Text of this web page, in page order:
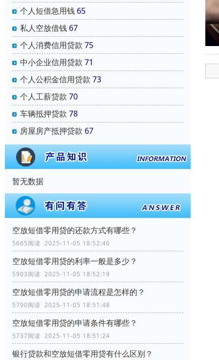
个人短借急用钱 65
私人空放借钱 67
个人消费信用贷款 75
中小企业信用贷款 71
个人公积金信用贷款 73
个人工薪贷款 70
车辆抵押贷款 78
房屋房产抵押贷款 67
暂无数据
空放短借零用贷的还款方式有哪些？
5665阅读 2025-11-05 18:52:40
空放短借零用贷的利率一般是多少？
5903阅读 2025-11-05 18:52:19
空放短借零用贷的申请流程是怎样的？
5790阅读 2025-11-05 18:51:48
空放短借零用贷的申请条件有哪些？
5737阅读 2025-11-05 18:51:24
银行贷款和空放短借零用贷有什么区别？